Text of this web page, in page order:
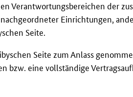
Verantwortungsbereichen der
Einrichtungen,
Seite.
Seite zum Anlass
bzw. eine vollständige